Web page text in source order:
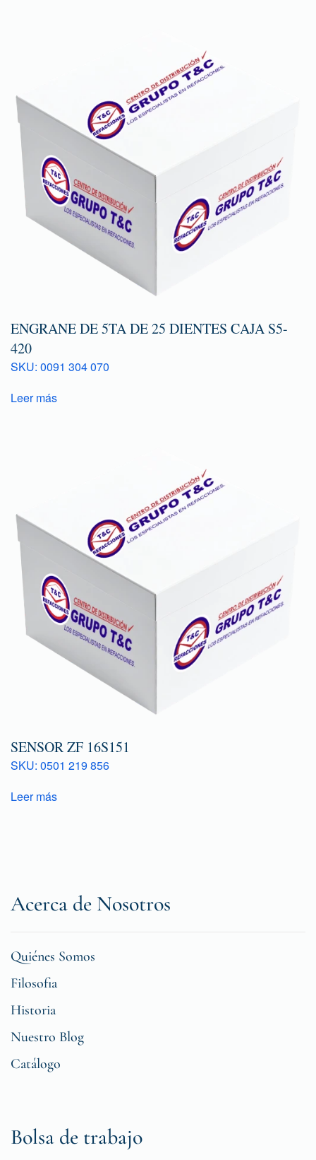
ENGRANE DE 5TA DE 25 DIENTES CAJA S5-
420
SKU: 0091 304 070
Leer más
SENSOR ZF 16S151
SKU: 0501 219 856
Leer más
Acerca de Nosotros
Quiénes Somos
Filosofia
Historia
Nuestro Blog
Catálogo
Bolsa de trabajo